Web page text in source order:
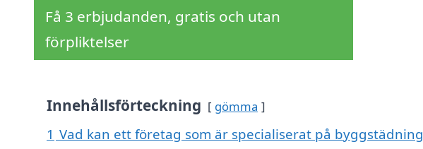
Få 3 erbjudanden, gratis och utan
förpliktelser
Innehållsförteckning gömma
1 Vad kan ett företag som är specialiserat på